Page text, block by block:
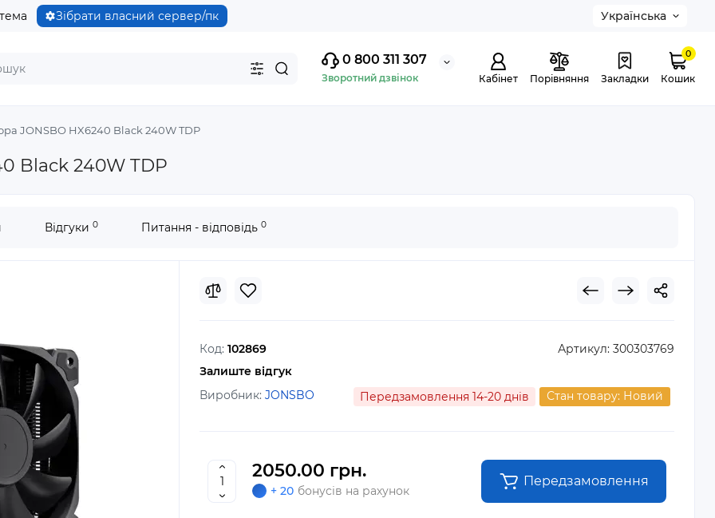
Зібрати власний сервер/пк Українська
0 800 311 307
Зворотний дзвінок Кабінет Порівняння Закладки
0
Кошик
JONSBO HX6240 Black 240W TDP
Black 240W TDP
Відгуки 0 Питання - відповідь 0
Код: 102869
Залиште відгук
Артикул: 300303769
Виробник: JONSBO Передзамовлення 14-20 днів Стан товару: Новий
2050.00 грн.
+ 20 бонусів на рахунок
Передзамовлення